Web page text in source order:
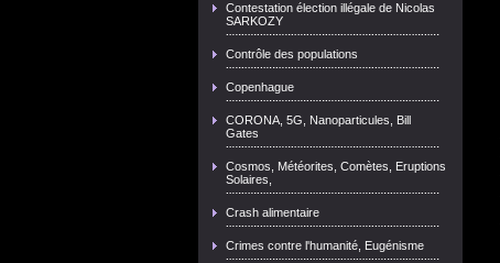
Contestation élection illégale de Nicolas
SARKOZY
Contrôle des populations
Copenhague
CORONA, 5G, Nanoparticules, Bill
Gates
Cosmos, Météorites, Comètes, Eruptions
Solaires,
Crash alimentaire
Crimes contre l'humanité, Eugénisme